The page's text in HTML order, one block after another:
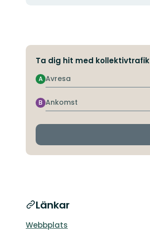
Ta dig hit med kollektivtrafik
Avresa
A
Ankomst
B
Länkar
Webbplats